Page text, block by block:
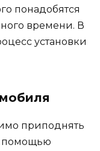
понадобятся
времени. В
установки
приподнять
помощью